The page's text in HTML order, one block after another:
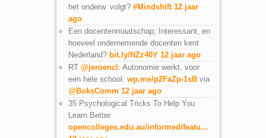
het onderw. volgt? #Mindshift 12 jaar
ago
Een docentenmaatschap; Interessant, en
hoeveel ondernemende docenten kent
Nederland? bit.ly/NZz40Y 12 jaar ago
RT @jeroencl: Autonomie werkt, voor
een hele school: wp.me/p2FaZp-1sB via
@BoksComm 12 jaar ago
35 Psychological Tricks To Help You
Learn Better
opencolleges.edu.au/informed/featu…